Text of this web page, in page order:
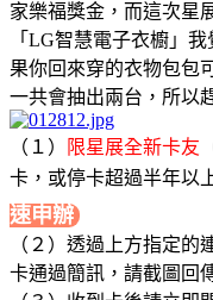
家樂福獎金，而這次星
「LG智慧電子衣櫥」
果你回來穿的衣物包包
一共會抽出兩台，所以
（１） 限星展全新卡友
卡，或停卡超過半年以
速申辦
（２）透過上方指定
卡通過簡訊，請截圖回